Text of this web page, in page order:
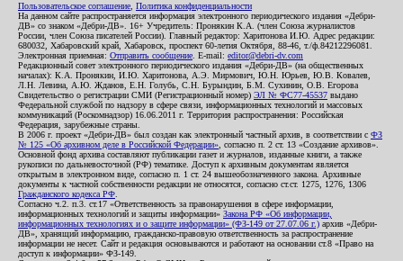
Пользовательское соглашение Политика конфиденциальности
На данном сайте распространяется информация электронного периодического издания «Дебри-
ДВ» со знаком «Дебри-ДВ». 16+ Учредитель: Пронякин К.А. (член Союза журналистов
России, член Союза писателей России). Главный редактор: Харитонова И.Ю. Адрес редакции:
680032, Хабаровский край, Хабаровск, проспект 60-летия Октября, 88-46, т./ф.84212296081.
Электронная приемная: Отправить сообщение . E-mail: editor@debri-dv.com
Редакционный совет электронного периодического издания «Дебри-ДВ» (на общественных
началах): К.А. Пронякин, И.Ю. Харитонова, А.Э. Мирмович, Ю.Н. Юрьев, Ю.В. Ковалев,
Л.Н. Левина, А.Ю. Жданов, Е.Н. Голубь, С.Н. Бурындин, Б.М. Сухинин, О.В. Егорова
Свидетельство о регистрации СМИ (Регистрационный номер) ЭЛ № ФС77-45537 выдано
Федеральной службой по надзору в сфере связи, информационных технологий и массовых
коммуникаций (Роскомнадзор) 16.06.2011 г. Территория распространения: Российская
Федерация, зарубежные страны.
В 2006 г. проект «Дебри-ДВ» был создан как электронный частный архив, в соответствии с ФЗ
№ 125 «Об архивном деле в Российской Федерации» , согласно п. 2 ст. 13 «Создание архивов».
Основной фонд архива составляют публикации газет и журналов, изданные книги, а также
рукописи по дальневосточной (РФ) тематике. Доступ к архивным документам является
открытым в электронном виде, согласно п. 1 ст. 24 вышеобозначенного закона. Архивные
документы к частной собственности редакции не относятся, согласно ст.ст. 1275, 1276, 1306
Гражданского кодекса РФ
Согласно ч.2. п.3. ст.17 «Ответственность за правонарушения в сфере информации,
информационных технологий и защиты информации» Закона РФ «Об информации,
информационных технологиях и о защите информации» (ФЗ-149 от 27.07.06 г.) архив «Дебри-
ДВ», хранящий информацию, гражданско-правовую ответственность за распространение
информации не несет. Сайт и редакция основываются и работают на основании ст.8 «Право на
доступ к информации» ФЗ-149.